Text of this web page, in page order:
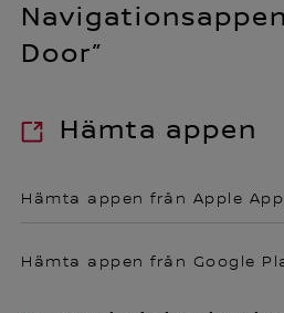
Door”
Hämta appen
Hämta appen från Apple
Hämta appen från Google